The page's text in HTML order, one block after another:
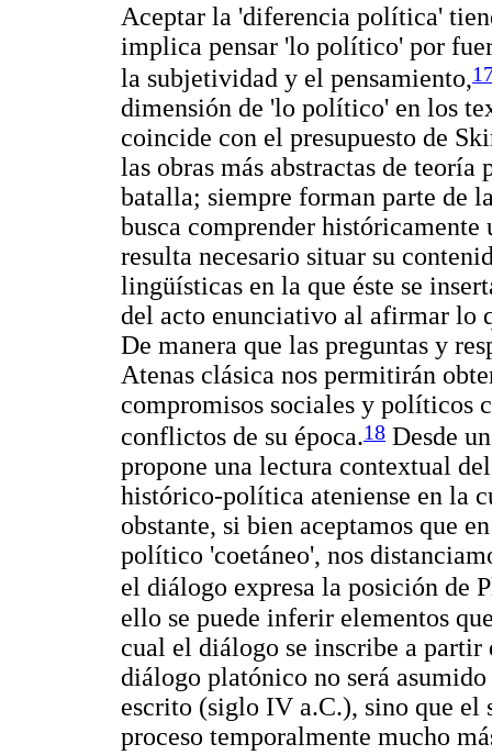
Aceptar la 'diferencia política'
implica pensar 'lo político' por
la subjetividad y el pensamiento,
dimensión de 'lo político' en los
coincide con el presupuesto de
las obras más abstractas de
batalla; siempre forman parte de
busca comprender
resulta necesario situar su
lingüísticas en la que éste se
del acto enunciativo al afirmar lo
De manera que las preguntas y
Atenas clásica nos permitirán
compromisos sociales y políticos
conflictos de su época.18 Desde
propone una lectura contextual
histórico-política ateniense en la
obstante, si bien aceptamos que
político 'coetáneo', nos
el diálogo expresa la posición de
ello se puede inferir elementos
cual el diálogo se inscribe a
diálogo platónico no será
escrito (siglo IV a.C.), sino que el
proceso temporalmente mucho